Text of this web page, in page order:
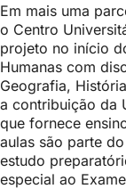
Em mais uma
o Centro
projeto no início
Humanas com
Geografia,
a contribuição da
que fornece
aulas são parte
estudo
especial ao